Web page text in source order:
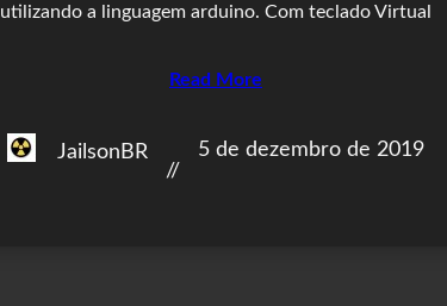
utilizando a linguagem arduino. Com teclado Virtual
Read More
JailsonBR
//
5 de dezembro de 2019